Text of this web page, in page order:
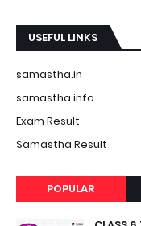
USEFUL LINKS
samastha.in
samastha.info
Exam Result
Samastha Result
POPULAR